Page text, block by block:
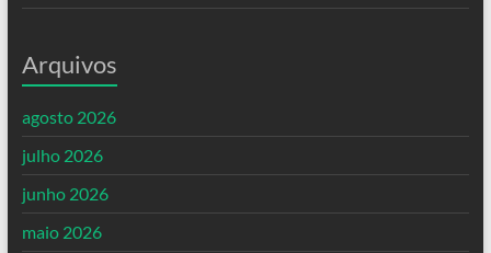
Arquivos
agosto 2026
julho 2026
junho 2026
maio 2026